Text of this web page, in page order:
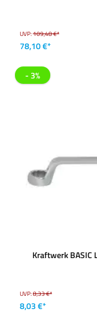
UVP:109,48 €*
78,10 €*
- 3%
Kraftwerk BASIC
UVP:8,33 €*
8,03 €*